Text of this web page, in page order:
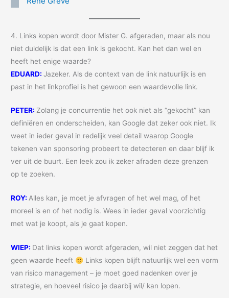
4. Links kopen wordt door Mister G. afgeraden, maar als nou
niet duidelijk is dat een link is gekocht. Kan het dan wel en
heeft het enige waarde?
EDUARD: Jazeker. Als de context van de link natuurlijk is en
past in het linkprofiel is het gewoon een waardevolle link.
PETER: Zolang je concurrentie het ook niet als “gekocht” kan
definiëren en onderscheiden, kan Google dat zeker ook niet. Ik
weet in ieder geval in redelijk veel detail waarop Google
tekenen van sponsoring probeert te detecteren en daar blijf ik
ver uit de buurt. Een leek zou ik zeker afraden deze grenzen
op te zoeken.
ROY: Alles kan, je moet je afvragen of het wel mag, of het
moreel is en of het nodig is. Wees in ieder geval voorzichtig
met wat je koopt, als je gaat kopen.
WIEP: Dat links kopen wordt afgeraden, wil niet zeggen dat het
geen waarde heeft
Links kopen blijft natuurlijk wel een vorm
van risico management – je moet goed nadenken over je
strategie, en hoeveel risico je daarbij wil/ kan lopen.